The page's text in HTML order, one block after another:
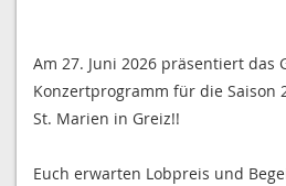
Am 27. Juni 2026 präsentiert das
Konzertprogramm für die Saison
St. Marien in Greiz!!
Euch erwarten Lobpreis und